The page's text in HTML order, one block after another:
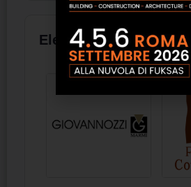
Elenco aziende